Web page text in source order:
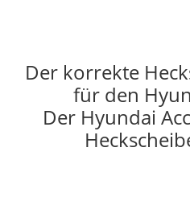
Der korrekte
für den
Der Hyundai